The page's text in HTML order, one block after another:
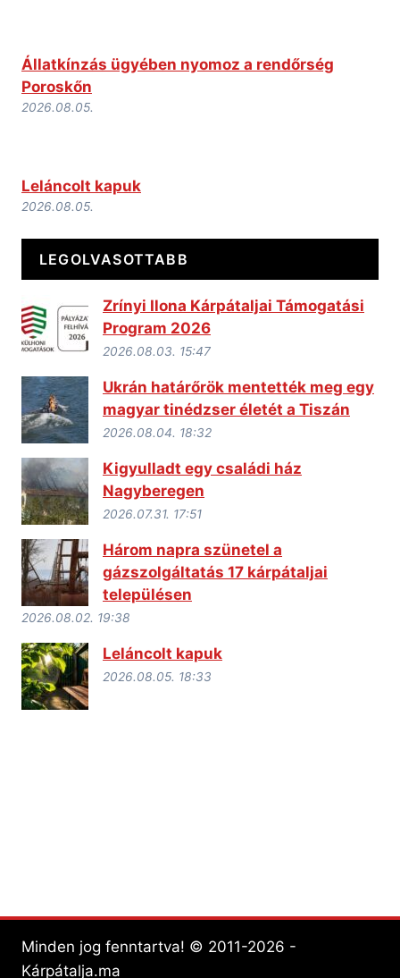
Állatkínzás ügyében nyomoz a rendőrség
Poroskőn
2026.08.05.
Leláncolt kapuk
2026.08.05.
LEGOLVASOTTABB
Zrínyi Ilona Kárpátaljai Támogatási
Program 2026
2026.08.03. 15:47
Ukrán határőrök mentették meg egy
magyar tinédzser életét a Tiszán
2026.08.04. 18:32
Kigyulladt egy családi ház
Nagyberegen
2026.07.31. 17:51
Három napra szünetel a
gázszolgáltatás 17 kárpátaljai
településen
2026.08.02. 19:38
Leláncolt kapuk
2026.08.05. 18:33
Minden jog fenntartva! © 2011-2026 -
Kárpátalja.ma